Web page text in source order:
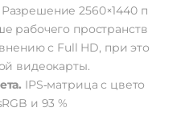
Разрешение 2560×1440п
рабочего пространств
с Full HD, при это
видеокарты.
IPS‑матрица с цвето
и 93 %